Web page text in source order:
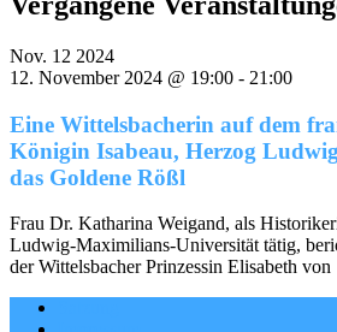
Nov. 12 2024
12. November 2024 @ 19:00 - 21:00
Eine Wittelsbacherin auf dem
Königin Isabeau, Herzog
das Goldene Rößl
Frau Dr. Katharina Weigand, als
Ludwig-Maximilians-Universität tätig,
der Wittelsbacher Prinzessin Elisabeth von